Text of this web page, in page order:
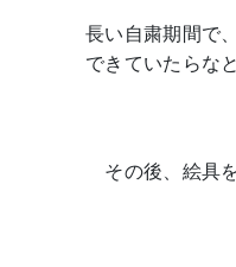
長い自粛期間で
できていたらな
その後、絵具